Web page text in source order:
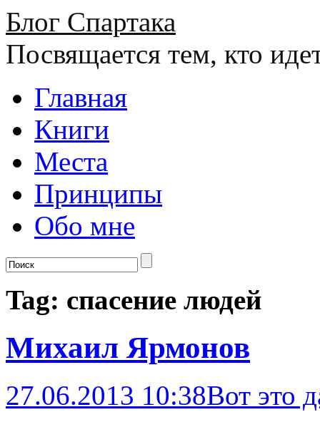
Блог Спартака
Посвящается тем, кто
Главная
Книги
Места
Принципы
Обо мне
Tag: спасение людей
Михаил Ярмонов
27.06.2013 10:38Вот это